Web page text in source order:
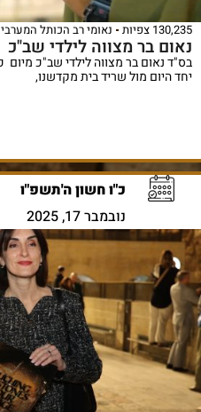
130,235 צפיות נאומי רב הכותל המערבי
נאום בר מצווה לילדי שב"כ
יחד היום מול שריד בית מקדשנו,
כ"ו חשון ה'תשפ"ו
נובמבר 17, 2025